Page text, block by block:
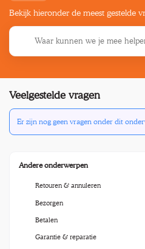
Bekijk hieronder de meest gestelde
Zoek in de klantendienst
Veelgestelde vragen
Er zijn nog geen vragen onder dit
Andere onderwerpen
Retouren & annuleren
Bezorgen
Betalen
Garantie & reparatie